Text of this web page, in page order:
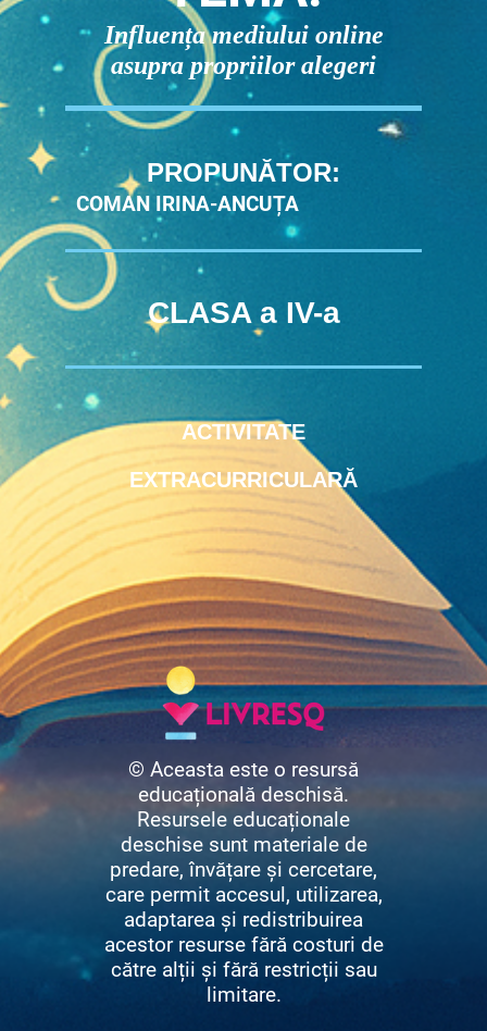
Influența mediului online
asupra propriilor alegeri
PROPUNĂTOR:
COMAN IRINA-ANCUȚA
CLASA a IV-a
ACTIVITATE
EXTRACURRICULARĂ
© Aceasta este o resursă
educațională deschisă.
Resursele educaționale
deschise sunt materiale de
predare, învățare și cercetare,
care permit accesul, utilizarea,
adaptarea și redistribuirea
acestor resurse fără costuri de
către alții și fără restricții sau
limitare.